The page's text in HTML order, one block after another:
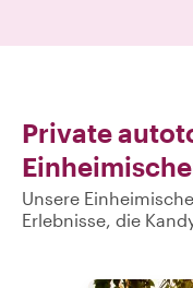
Private
Unsere
Erlebnisse, die